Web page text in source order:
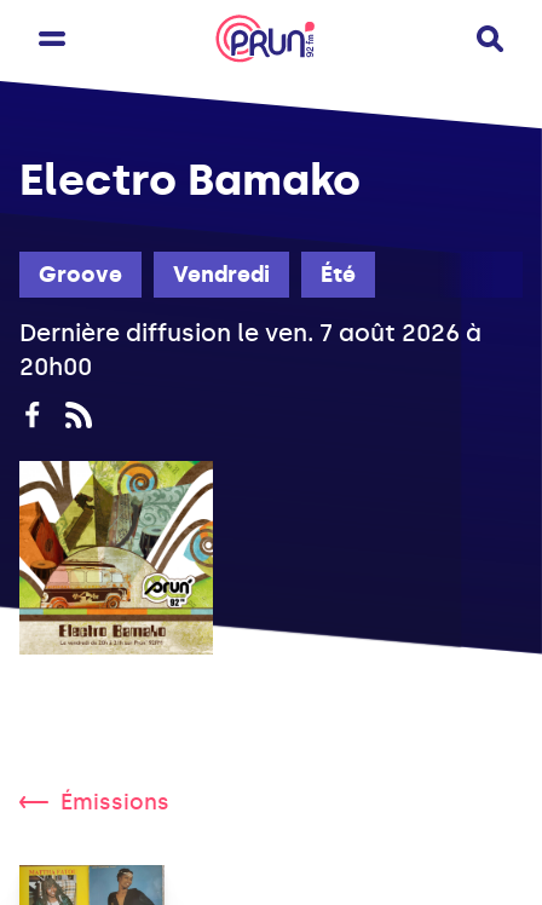
Groove Vendredi Été
Electro Bamako
Dernière diffusion le ven. 7 août 2026 à
20h00
Émissions